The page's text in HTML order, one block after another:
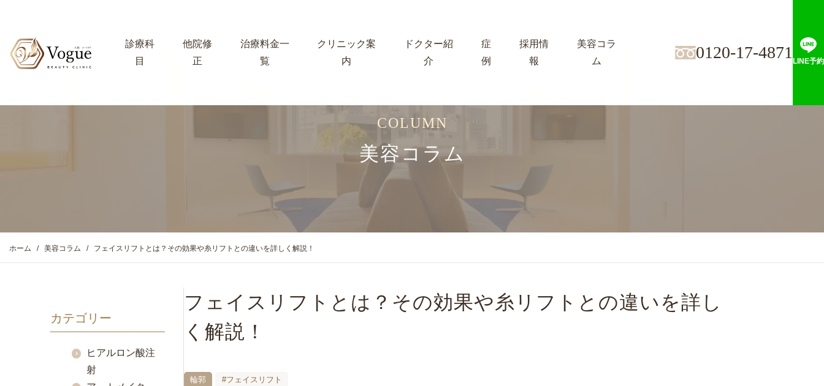
診療科
目
他院修
正
治療料金一
覧
クリニック案
内
ドクター紹
介
症
例
採用情
報
美容コラ
ム
0120-17-4871 LINE予約
COLUMN
美容コラム
ホーム 美容コラム フェイスリフトとは？その効果や糸リフトとの違いを詳しく解説！
フェイスリフトとは？その効果や糸リフトとの違いを詳し
く解説！
輪郭 #フェイスリフト
カテゴリー
ヒアルロン酸注
射